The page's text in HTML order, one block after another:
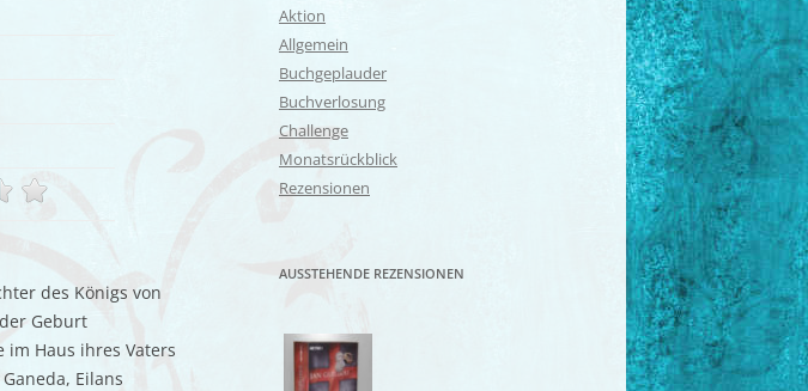
des Königs von
Geburt
Haus ihres Vaters
Eilans
Aktion
Allgemein
Buchgeplauder
Buchverlosung
Challenge
Monatsrückblick
Rezensionen
AUSSTEHENDE REZENSIONEN